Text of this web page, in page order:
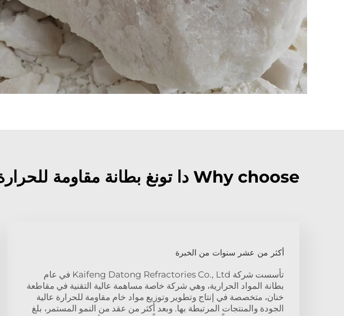
Why choose دا تونغ بطانة مقاومة للحرارة?
أكثر من عشر سنوات من الخبرة
تأسست شركة Kaifeng Datong Refractories Co., Ltd في عام
بطانة المواد الحرارية، وهي شركة خاصة مساهمة عالية التقنية في مقاطعة
خنان، متخصصة في إنتاج وتطوير وتوزيع مواد خام مقاومة للحرارة عالية
الجودة والمنتجات المرتبطة بها. وبعد أكثر من عقد من النمو المستمر، بلغ